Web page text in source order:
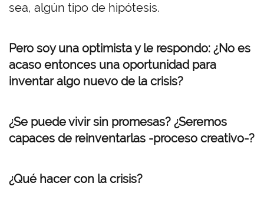
sea, algún tipo de hipótesis.
Pero soy una optimista y le respondo: ¿No es
acaso entonces una oportunidad para
inventar algo nuevo de la crisis?
¿Se puede vivir sin promesas? ¿Seremos
capaces de reinventarlas -proceso creativo-?
¿Qué hacer con la crisis?